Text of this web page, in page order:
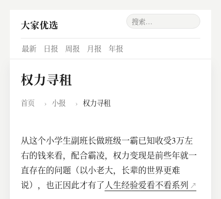
大家优选
最新 日报 周报 月报 年报
权力寻租
首页 › 小报 › 权力寻租
从这个小学生副班长做班级一霸已知收受3万左
右的钱来看，配合霸凌，权力变现是前些年就一
直存在的问题（以小老大，长辈的世界更难
说），也正因此才有了人生经验爱看不看系列